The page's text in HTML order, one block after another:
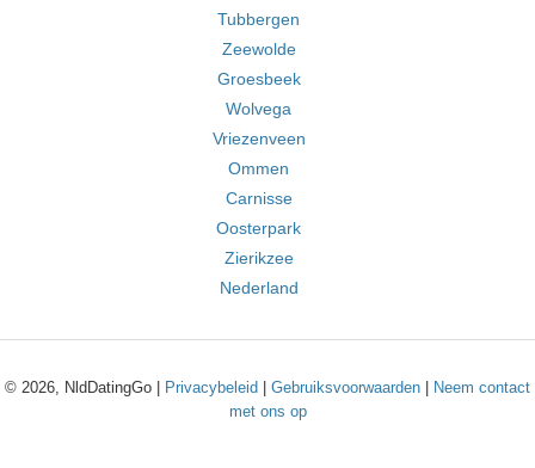
Tubbergen
Zeewolde
Groesbeek
Wolvega
Vriezenveen
Ommen
Carnisse
Oosterpark
Zierikzee
Nederland
© 2026, NldDatingGo | Privacybeleid Gebruiksvoorwaarden
Neem contact
met ons op